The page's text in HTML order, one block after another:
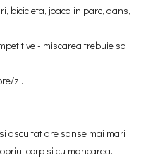
bicicleta, joaca in parc, dans,
- miscarea trebuie sa
zi.
ascultat are sanse mai mari
corp si cu mancarea.